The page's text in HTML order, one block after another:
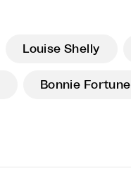
Louise Shelly
Bonnie Fortune